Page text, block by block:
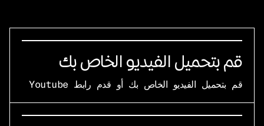
قم بتحميل الفيديو الخاص بك
قم بتحميل الفيديو الخاص بك أو قدم رابط Youtube